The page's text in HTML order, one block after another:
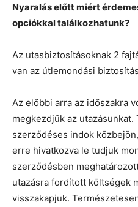
Nyaralás előtt miért
opciókkal találkozhatunk?
Az utasbiztosításoknak 2
van az útlemondási
Az előbbi arra az időszakra
megkezdjük az utazásunkat.
szerződéses indok
erre hivatkozva le tudjuk
szerződésben
utazásra fordított költségek
visszakapjuk.